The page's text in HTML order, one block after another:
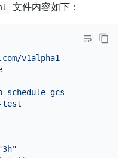
文件内容如下：
v1alpha1
schedule-gcs
test